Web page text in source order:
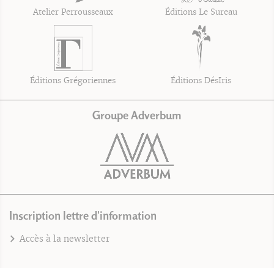
Atelier Perrousseaux Éditions Le Sureau
Éditions Grégoriennes Éditions DésIris
Groupe Adverbum
Inscription lettre d'information
Accès à la newsletter